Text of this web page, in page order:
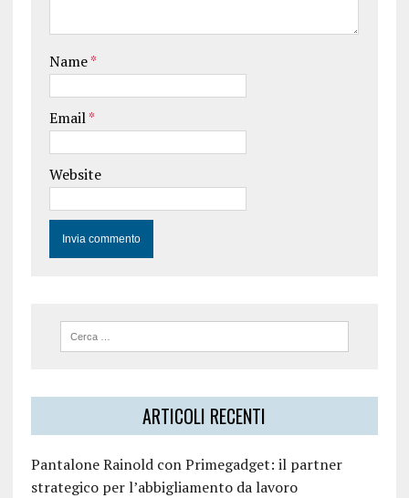
Name*
Email*
Website
ARTICOLI RECENTI
Pantalone Rainold con Primegadget: il partner
strategico per l’abbigliamento da lavoro